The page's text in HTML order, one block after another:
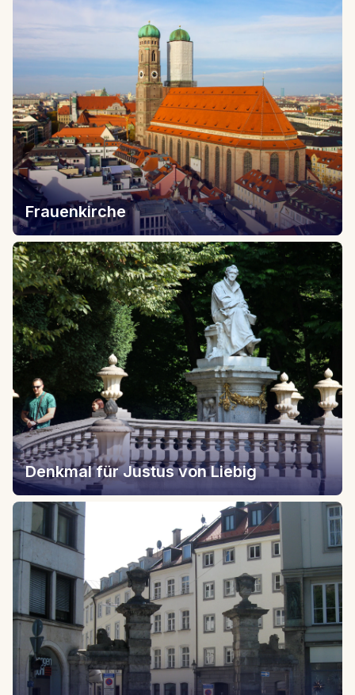
Frauenkirche
Denkmal für Justus von Liebig